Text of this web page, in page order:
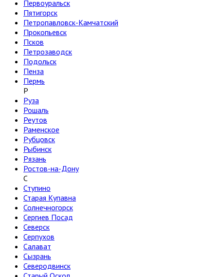
Первоуральск
Пятигорск
Петропавловск-Камчатский
Прокопьевск
Псков
Петрозаводск
Подольск
Пенза
Пермь
Р
Руза
Рошаль
Реутов
Раменское
Рубцовск
Рыбинск
Рязань
Ростов-на-Дону
С
Ступино
Старая Купавна
Солнечногорск
Сергиев Посад
Северск
Серпухов
Салават
Сызрань
Северодвинск